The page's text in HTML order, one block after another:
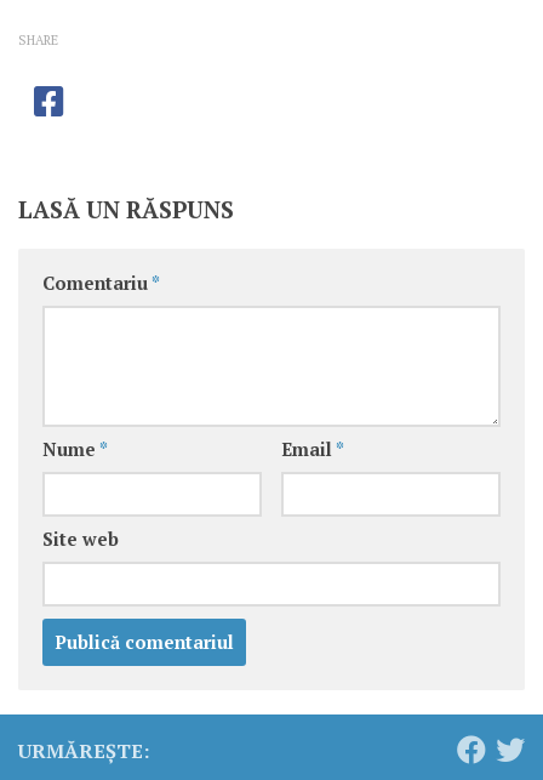
SHARE
LASĂ UN RĂSPUNS
Comentariu *
Nume * Email *
Site web
URMĂREȘTE: